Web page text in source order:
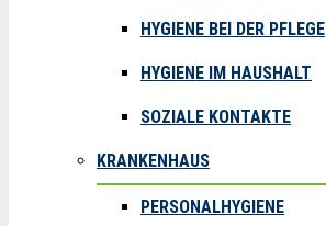
HYGIENE BEI DER PFLEGE
HYGIENE IM HAUSHALT
SOZIALE KONTAKTE
KRANKENHAUS
PERSONALHYGIENE